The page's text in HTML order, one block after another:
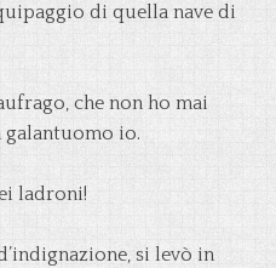
di quella nave di
che non ho mai
galantuomo io.
ladroni!
si levò in